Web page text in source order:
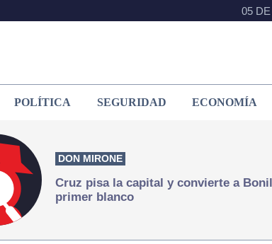
05
POLÍTICA SEGURIDAD ECONOMÍA
DON MIRONE
Cruz pisa la capital y convierte a
primer blanco